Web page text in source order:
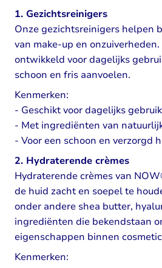
1. Gezichtsreinigers
Onze gezichtsreinigers helpen
van make-up en
ontwikkeld voor dagelijks
schoon en fris aanvoelen.
Kenmerken:
- Geschikt voor dagelijks gebruik
- Met ingrediënten van
- Voor een schoon en verzorgd
2. Hydraterende crèmes
Hydraterende crèmes van
de huid zacht en soepel te
onder andere shea butter,
ingrediënten die bekendstaan
eigenschappen binnen
Kenmerken: